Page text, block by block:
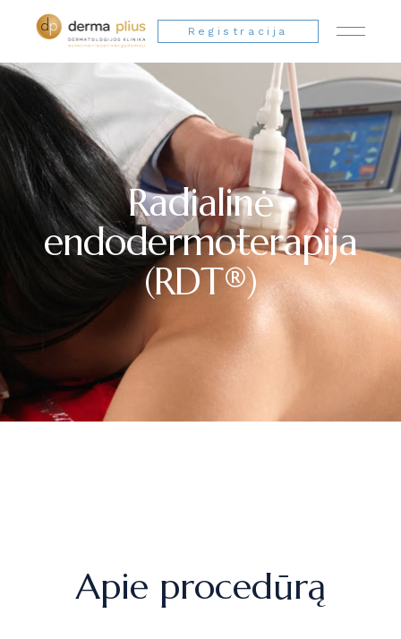
Registracija
Radialinė
endodermoterapija
(RDT®)
Apie procedūrą